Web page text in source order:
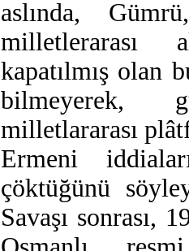
aslında,
milletlerarası
kapatılmış olan
bilmeyerek,
milletlararası
Ermeni
çöktüğünü
Savaşı sonrası,